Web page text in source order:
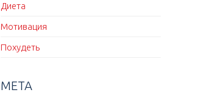
Диета
Мотивация
Похудеть
МЕТА